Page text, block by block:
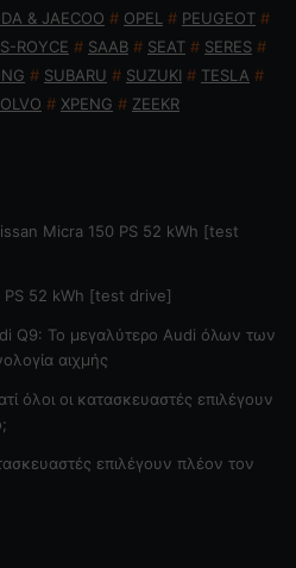
& JAECOO # OPEL # PEUGEOT #
ROYCE # SAAB # SEAT # SERES #
# SUBARU # SUZUKI # TESLA #
# XPENG # ZEEKR
Micra 150 PS 52 kWh [test
PS 52 kWh [test drive]
Q9: Το μεγαλύτερο Audi όλων των
αιχμής
όλοι οι κατασκευαστές επιλέγουν
επιλέγουν πλέον τον